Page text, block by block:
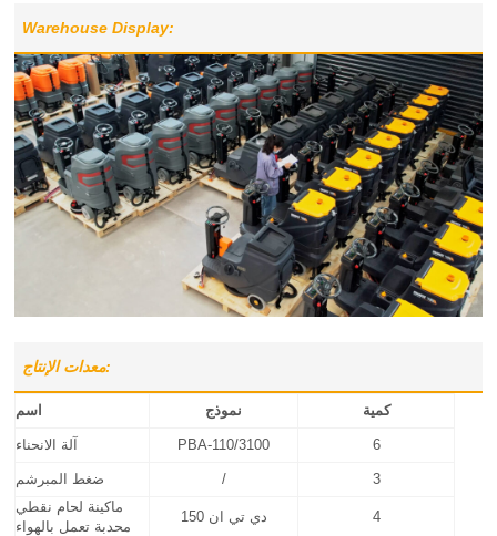
Warehouse Display:
معدات الإنتاج:
اسم نموذج كمية
آلة الانحناء PBA-110/3100 6
ضغط المبرشم /
3
ماكينة لحام نقطي
محدبة تعمل بالهواء
دي تي ان 150 4